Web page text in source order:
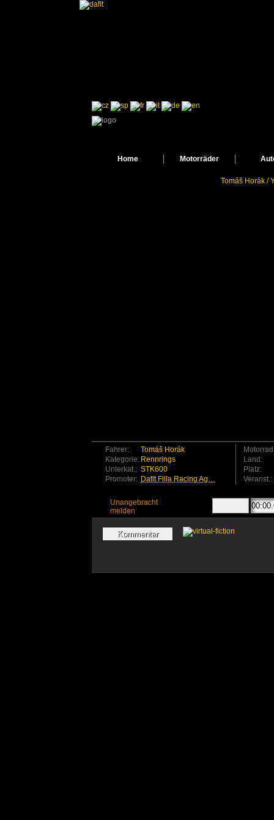
Home Motorräder
Tomáš Horák /
Fahrer:
Tomáš Horák
Kategorie: Rennrings
Unterkat.: STK600
Promoter: Dafit Filla Racing Ag…
Land:
Platz:
Veranst.:
Unangebracht
melden
Kommentar